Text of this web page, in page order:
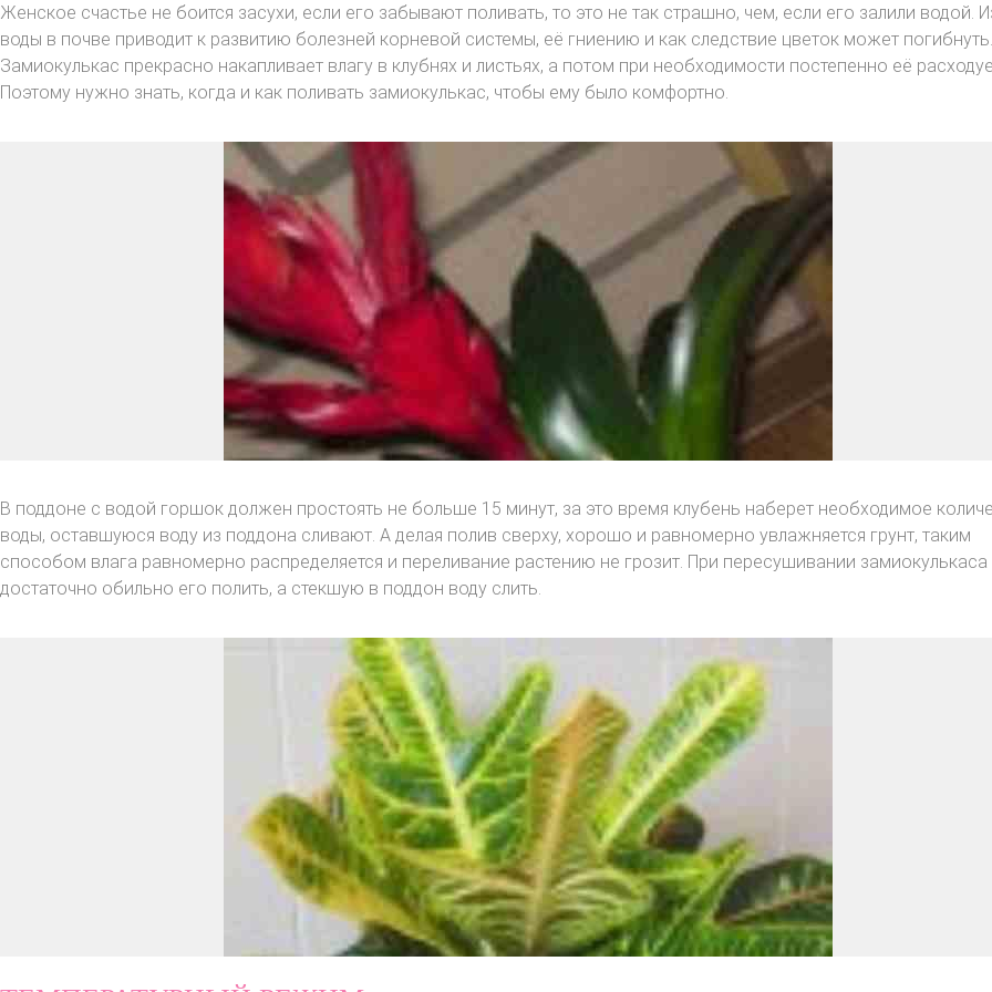
Женское счастье не боится засухи, если его забывают поливать, то это не так страшно, чем, если его залили водой.
воды в почве приводит к развитию болезней корневой системы, её гниению и как следствие цветок может погибнуть.
Замиокулькас прекрасно накапливает влагу в клубнях и листьях, а потом при необходимости постепенно её
Поэтому нужно знать, когда и как поливать замиокулькас, чтобы ему было комфортно.
В поддоне с водой горшок должен простоять не больше 15 минут, за это время клубень наберет необходимое
воды, оставшуюся воду из поддона сливают. А делая полив сверху, хорошо и равномерно увлажняется грунт, таким
способом влага равномерно распределяется и переливание растению не грозит. При пересушивании замиокулькаса
достаточно обильно его полить, а стекшую в поддон воду слить.